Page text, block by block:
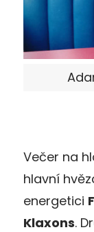
Večer na
hlavní
energetici
Klaxons.